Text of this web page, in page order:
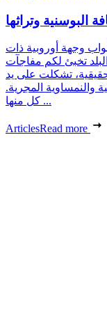
البوسنية وتراثها
وجهة أوروبية ذات
تخبئ لكم مفاجآت
تشكلت على يد
والنمساوية المجرية.
كل منها ...
ArticlesRead more